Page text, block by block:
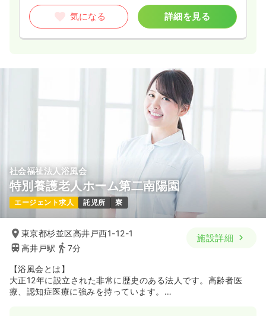
気になる 詳細を見る
社会福祉法人浴風会
特別養護老人ホーム第二南陽園
エージェント求人 託児所 寮
東京都杉並区高井戸西1-12-1
高井戸駅
7分
施設詳細
【浴風会とは】
大正12年に設立された非常に歴史のある法人です。高齢者医
療、認知症医療に強みを持っています。